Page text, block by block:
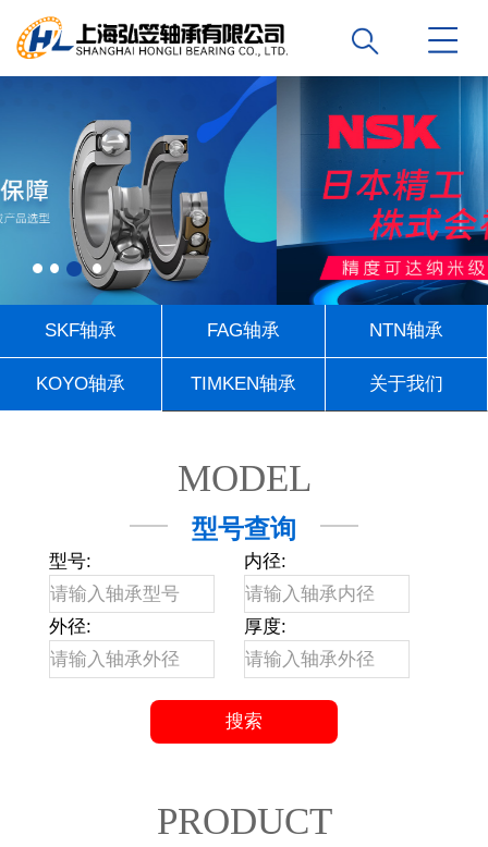
SKF轴承 FAG轴承 NTN轴承
KOYO轴承 TIMKEN轴承 关于我们
MODEL
型号查询
型号: 内径:
外径: 厚度:
PRODUCT